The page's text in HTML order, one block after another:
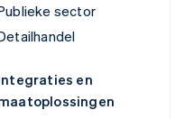
sector
en